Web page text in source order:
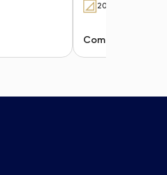
200 m²
Comprar: R$